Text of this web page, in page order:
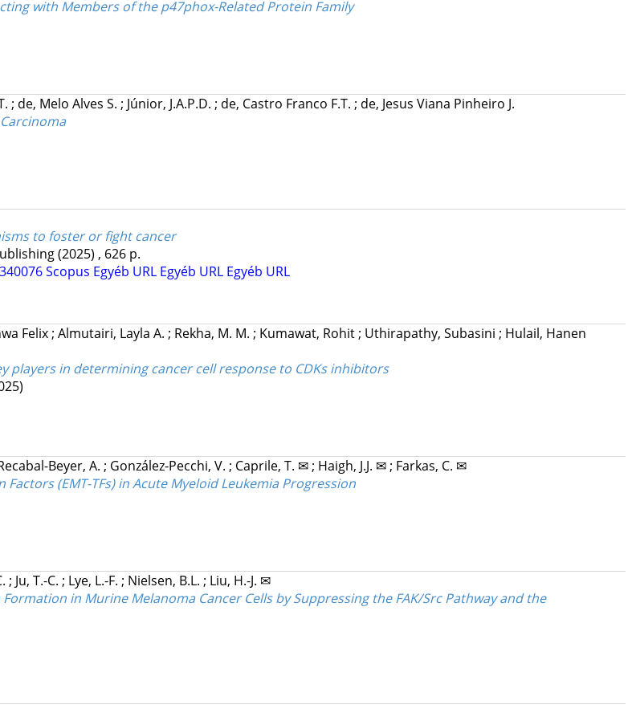
with Members of the p47phox-Related Protein Family
; de, Melo Alves S. ; Júnior, J.A.P.D. ; de, Castro Franco F.T. ; de, Jesus Viana Pinheiro J.
to foster or fight cancer
(2025) , 626 p.
Scopus Egyéb URL Egyéb URL Egyéb URL
Felix; Almutairi, Layla A. ; Rekha, M. M. ; Kumawat, Rohit; Uthirapathy, Subasini ; Hulail, Hanen
players in determining cancer cell response to CDKs inhibitors
Beyer, A. ; González-Pecchi, V. ; Caprile, T. ✉; Haigh, J.J. ✉; Farkas, C. ✉
(EMT-TFs) in Acute Myeloid Leukemia Progression
; Ju, T.-C. ; Lye, L.-F. ; Nielsen, B.L. ; Liu, H.-J. ✉
in Murine Melanoma Cancer Cells by Suppressing the FAK/Src Pathway and the